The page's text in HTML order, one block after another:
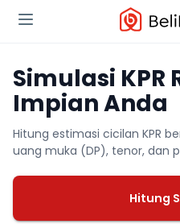
Simulasi KPR
Impian Anda
Hitung estimasi cicilan KPR
uang muka (DP), tenor, dan
Hitung